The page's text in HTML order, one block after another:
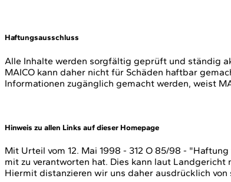
Haftungsausschluss
Alle Inhalte werden sorgfältig geprüft und ständig
MAICO kann daher nicht für Schäden haftbar
Informationen zugänglich gemacht werden, weist
Hinweis zu allen Links auf dieser Homepage
Mit Urteil vom 12. Mai 1998 - 312 O 85/98 -
mit zu verantworten hat. Dies kann laut
Hiermit distanzieren wir uns daher ausdrücklich